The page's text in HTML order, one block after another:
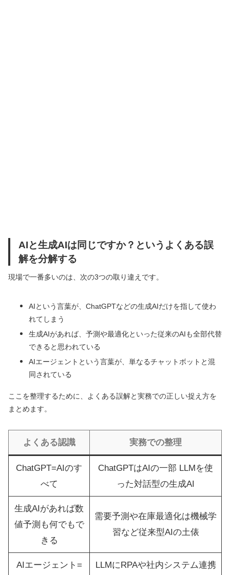
AIと生成AIは同じですか？というよくある誤
解を分解する
現場で一番多いのは、次の3つの取り違えです。
AIという言葉が、ChatGPTなどの生成AIだけを指して使わ
れてしまう
生成AIがあれば、予測や最適化といった従来のAIも全部代替
できると思われている
AIエージェントという言葉が、単なるチャットボットと混
同されている
ここを整理するために、よくある誤解と実務での正しい捉え方を
まとめます。
よくある認識 実務での整理
ChatGPT=AIのす
べて
ChatGPTはAIの一部 LLMを使
った対話型の生成AI
生成AIがあれば数
値予測も何でもで
きる
需要予測や在庫最適化は機械学
習など従来型AIの土俵
AIエージェント= LLMにRPAや社内システム連携